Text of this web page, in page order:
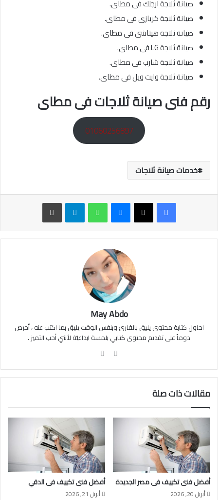
صيانة ثلاجة ارجلك فى مطاى.
صيانة ثلاجة كريازى فى مطاى.
صيانة ثلاجة هيتاشى فى مطاى.
صيانة ثلاجة LG فى مطاى.
صيانة ثلاجة شارب فى مطاى.
صيانة ثلاجة وايت ويل فى مطاى.
رقم فنى صيانة ثلاجات فى مطاى
01060256897
خدمات صيانة ثلاجات
ماسنجر واتساب تيلقرام طباعة
May Abdo
احاول كتابة محتوى يليق بالقارئ وبنفس الوقت يليق بما اكتب عنه ، أحرص
دوماً على تقديم محتوى كتابي بلمسة ابداعيّة لأنني أحب التميز .
موقع
مقالات ذات صلة
أفضل فنى تكييف فى مصر الجديدة
أبريل 20, 2026
أفضل فنى تكييف فى الدقي
أبريل 21, 2026